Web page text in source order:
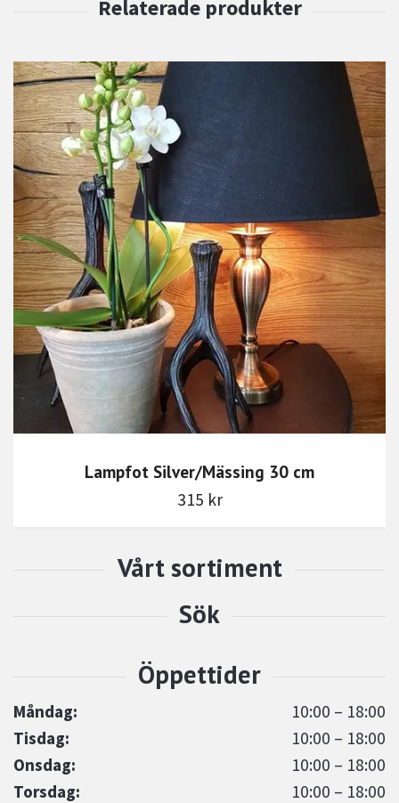
Måndag:
10:00 – 18:00
Tisdag:
10:00 – 18:00
Onsdag:
10:00 – 18:00
Torsdag:
10:00 – 18:00
Lampfot Silver/Mässing 30 cm
315 kr